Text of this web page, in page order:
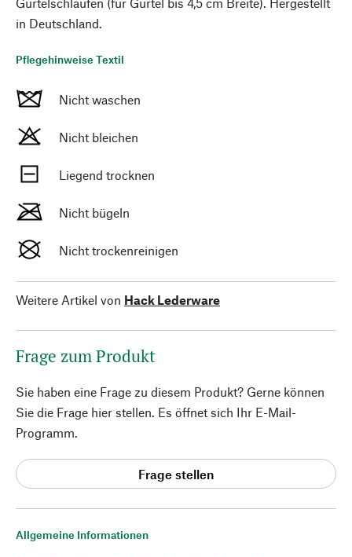
Allgemeine Informationen
in Deutschland.
Pflegehinweise Textil
Nicht waschen
Nicht bleichen
Liegend trocknen
Nicht bügeln
Nicht trockenreinigen
Weitere Artikel von Hack Lederware
Frage zum Produkt
Sie haben eine Frage zu diesem Produkt? Gerne können
Sie die Frage hier stellen. Es öffnet sich Ihr E-Mail-
Programm.
Frage stellen